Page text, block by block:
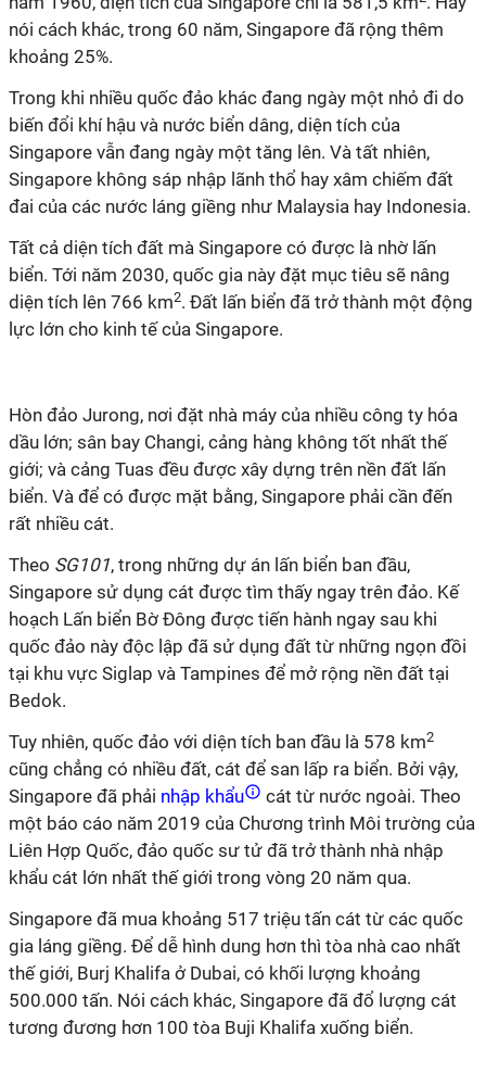
nói cách khác, trong 60 năm, Singapore đã rộng thêm
khoảng 25%.
Trong khi nhiều quốc đảo khác đang ngày một nhỏ đi do
biến đổi khí hậu và nước biển dâng, diện tích của
Singapore vẫn đang ngày một tăng lên. Và tất nhiên,
Singapore không sáp nhập lãnh thổ hay xâm chiếm đất
đai của các nước láng giềng như Malaysia hay Indonesia.
Tất cả diện tích đất mà Singapore có được là nhờ lấn
biển. Tới năm 2030, quốc gia này đặt mục tiêu sẽ nâng
diện tích lên 766 km2. Đất lấn biển đã trở thành một động
lực lớn cho kinh tế của Singapore.
Hòn đảo Jurong, nơi đặt nhà máy của nhiều công ty hóa
dầu lớn; sân bay Changi, cảng hàng không tốt nhất thế
giới; và cảng Tuas đều được xây dựng trên nền đất lấn
biển. Và để có được mặt bằng, Singapore phải cần đến
rất nhiều cát.
Theo SG101, trong những dự án lấn biển ban đầu,
Singapore sử dụng cát được tìm thấy ngay trên đảo. Kế
hoạch Lấn biển Bờ Đông được tiến hành ngay sau khi
quốc đảo này độc lập đã sử dụng đất từ những ngọn đồi
tại khu vực Siglap và Tampines để mở rộng nền đất tại
Bedok.
Tuy nhiên, quốc đảo với diện tích ban đầu là 578 km2
cũng chẳng có nhiều đất, cát để san lấp ra biển. Bởi vậy,
Singapore đã phải nhập khẩu
cát từ nước ngoài. Theo
một báo cáo năm 2019 của Chương trình Môi trường của
Liên Hợp Quốc, đảo quốc sư tử đã trở thành nhà nhập
khẩu cát lớn nhất thế giới trong vòng 20 năm qua.
Singapore đã mua khoảng 517 triệu tấn cát từ các quốc
gia láng giềng. Để dễ hình dung hơn thì tòa nhà cao nhất
thế giới, Burj Khalifa ở Dubai, có khối lượng khoảng
500.000 tấn. Nói cách khác, Singapore đã đổ lượng cát
tương đương hơn 100 tòa Buji Khalifa xuống biển.